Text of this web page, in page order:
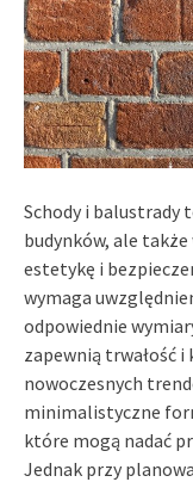
Schody i
budynków, ale także
estetykę i
wymaga
odpowiednie
zapewnią trwałość
nowoczesnych
minimalistyczne
które mogą nadać
Jednak przy